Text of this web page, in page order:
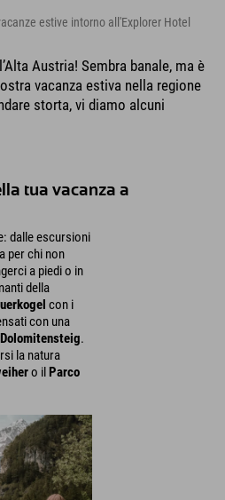
estive intorno all'Explorer Hotel
Austria! Sembra banale, ma è
vacanza estiva nella regione
storta, vi diamo alcuni
tua vacanza a
dalle escursioni
per chi non
a piedi o in
della
con i
con una
.
la natura
o ilParco